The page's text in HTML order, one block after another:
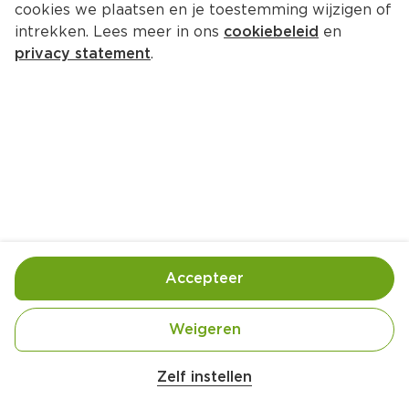
1.29
Per 250 g
Wasa Knäckebröd Vezelrijk 30 stuks
cookies we plaatsen en je toestemming wijzigen of
intrekken. Lees meer in ons cookiebeleid en
privacy statement.
Zelf instellen
Weigeren
Accepteer